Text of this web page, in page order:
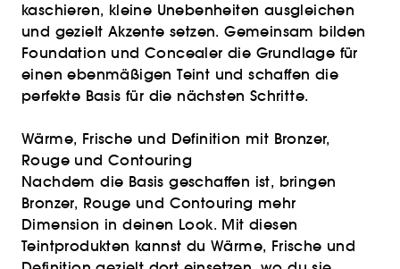
kaschieren, kleine Unebenheiten ausgleichen
und gezielt Akzente setzen. Gemeinsam bilden
Foundation und Concealer die Grundlage für
einen ebenmäßigen Teint und schaffen die
perfekte Basis für die nächsten Schritte.
Wärme, Frische und Definition mit Bronzer,
Rouge und Contouring
Nachdem die Basis geschaffen ist, bringen
Bronzer, Rouge und Contouring mehr
Dimension in deinen Look. Mit diesen
Teintprodukten kannst du Wärme, Frische und